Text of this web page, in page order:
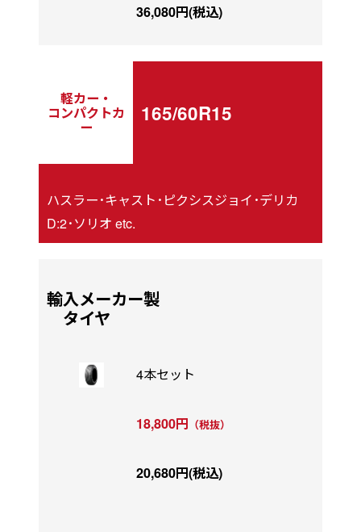
36,080円(税込)
軽カー・
コンパクトカ
ー
165/60R15
ハスラー･キャスト･ピクシスジョイ･デリカ
D:2･ソリオ etc.
輸入メーカー製
タイヤ
4本セット
18,800円 （税抜）
20,680円(税込)